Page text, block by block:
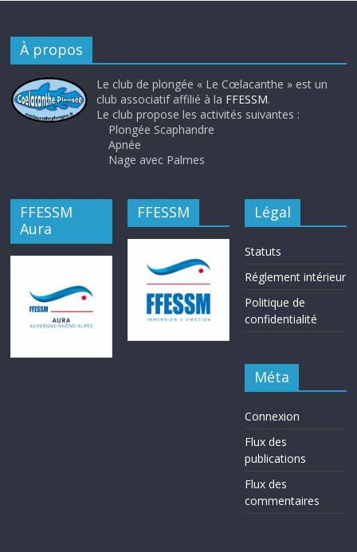
À propos
Le club de plongée « Le Cœlacanthe » est un
club associatif affilié à la FFESSM.
Le club propose les activités suivantes :
Plongée Scaphandre
Apnée
Nage avec Palmes
FFESSM
Aura
FFESSM Légal
Statuts
Réglement intérieur
Politique de
confidentialité
Méta
Connexion
Flux des
publications
Flux des
commentaires